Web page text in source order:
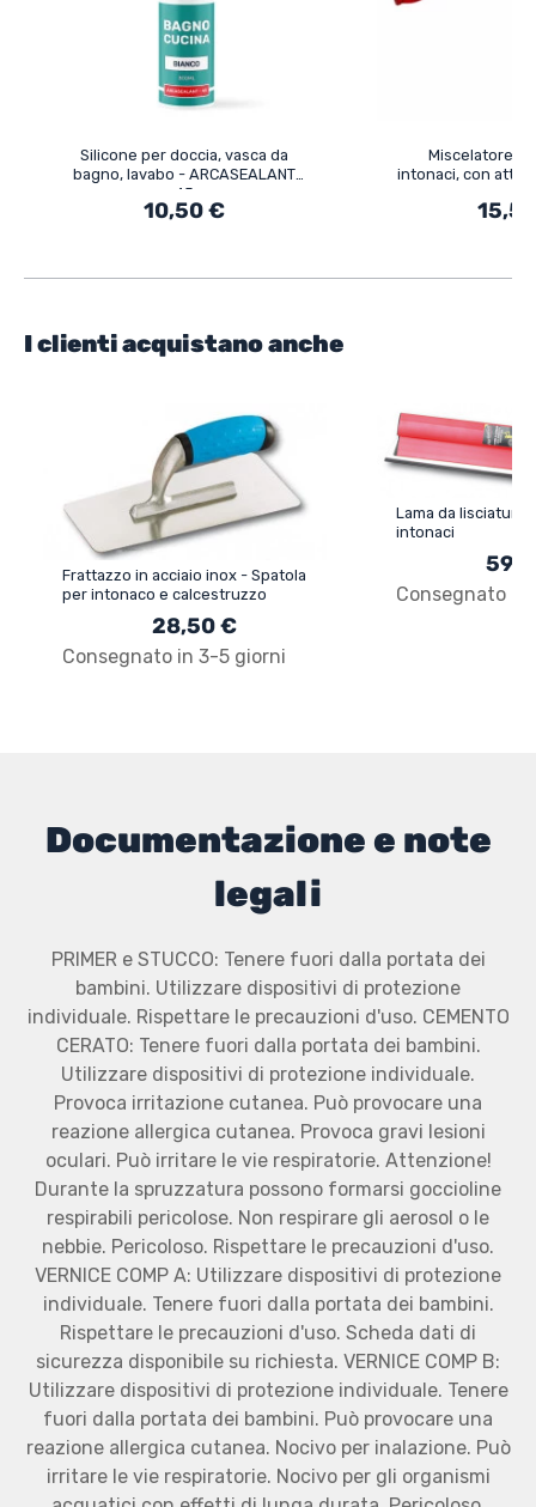
Silicone per doccia, vasca da
bagno, lavabo - ARCASEALANT
45
10,50 €
Miscelatore
intonaci, con
I clienti acquistano anche
Frattazzo in acciaio inox - Spatola
per intonaco e calcestruzzo
28,50 €
Consegnato in 3-5 giorni
Lama da lisciatura
intonaci
Consegnato in
Documentazione e note
legali
PRIMER e STUCCO: Tenere fuori dalla portata dei
bambini. Utilizzare dispositivi di protezione
individuale. Rispettare le precauzioni d'uso. CEMENTO
CERATO: Tenere fuori dalla portata dei bambini.
Utilizzare dispositivi di protezione individuale.
Provoca irritazione cutanea. Può provocare una
reazione allergica cutanea. Provoca gravi lesioni
oculari. Può irritare le vie respiratorie. Attenzione!
Durante la spruzzatura possono formarsi goccioline
respirabili pericolose. Non respirare gli aerosol o le
nebbie. Pericoloso. Rispettare le precauzioni d'uso.
VERNICE COMP A: Utilizzare dispositivi di protezione
individuale. Tenere fuori dalla portata dei bambini.
Rispettare le precauzioni d'uso. Scheda dati di
sicurezza disponibile su richiesta. VERNICE COMP B:
Utilizzare dispositivi di protezione individuale. Tenere
fuori dalla portata dei bambini. Può provocare una
reazione allergica cutanea. Nocivo per inalazione. Può
irritare le vie respiratorie. Nocivo per gli organismi